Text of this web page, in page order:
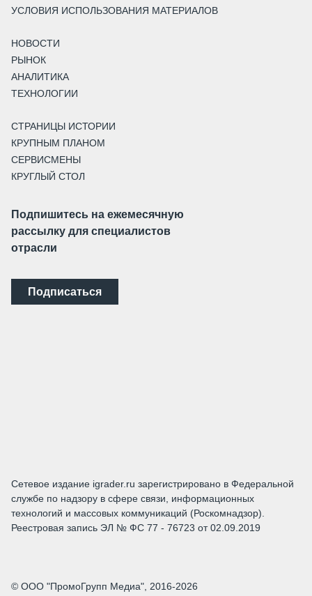
УСЛОВИЯ ИСПОЛЬЗОВАНИЯ МАТЕРИАЛОВ
НОВОСТИ
РЫНОК
АНАЛИТИКА
ТЕХНОЛОГИИ
СТРАНИЦЫ ИСТОРИИ
КРУПНЫМ ПЛАНОМ
СЕРВИСМЕНЫ
КРУГЛЫЙ СТОЛ
Подпишитесь на ежемесячную
рассылку для специалистов
отрасли
Подписаться
Сетевое издание igrader.ru зарегистрировано в Федеральной
службе по надзору в сфере связи, информационных
технологий и массовых коммуникаций (Роскомнадзор).
Реестровая запись ЭЛ № ФС 77 - 76723 от 02.09.2019
© ООО "ПромоГрупп Медиа", 2016-2026